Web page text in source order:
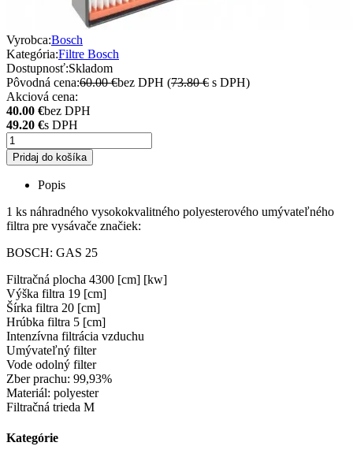
Vyrobca:Bosch
Kategória:Filtre Bosch
Dostupnosť:Skladom
Pôvodná cena:60.00 €bez DPH (73.80 € s DPH)
Akciová cena:
40.00 €bez DPH
49.20 €s DPH
Pridaj do košíka
Popis
1 ks náhradného vysokokvalitného polyesterového umývateľného
filtra pre vysávače značiek:
BOSCH: GAS 25
Filtračná plocha 4300 [cm] [kw]
Výška filtra 19 [cm]
Šírka filtra 20 [cm]
Hrúbka filtra 5 [cm]
Intenzívna filtrácia vzduchu
Umývateľný filter
Vode odolný filter
Zber prachu: 99,93%
Materiál: polyester
Filtračná trieda M
Kategórie